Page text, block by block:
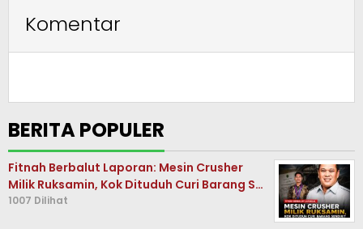
Komentar
BERITA POPULER
Fitnah Berbalut Laporan: Mesin Crusher
Milik Ruksamin, Kok Dituduh Curi Barang S…
1007 Dilihat